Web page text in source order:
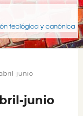
abril-junio
junio